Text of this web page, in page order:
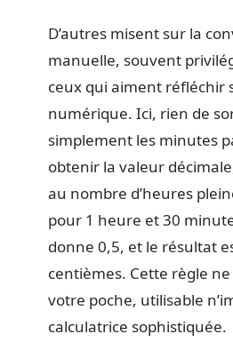
D’autres misent sur la
manuelle, souvent
ceux qui aiment réfléchir
numérique. Ici, rien de
simplement les minutes
obtenir la valeur
au nombre d’heures
pour 1 heure et 30
donne 0,5, et le résultat
centièmes. Cette règle
votre poche, utilisable
calculatrice sophistiquée.